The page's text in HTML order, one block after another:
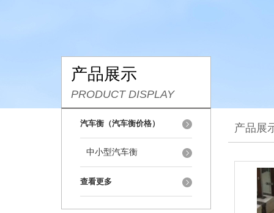
产品展示
PRODUCT DISPLAY
汽车衡（汽车衡价格）
中小型汽车衡
查看更多
产品展